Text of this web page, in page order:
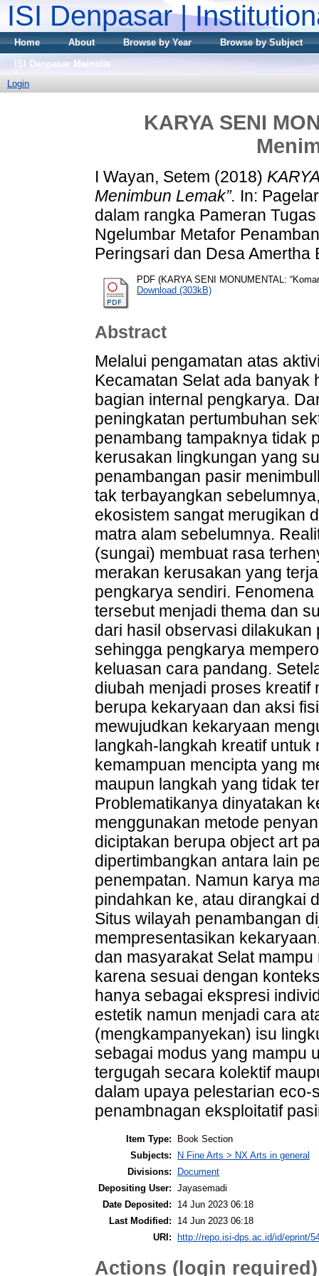
ISI Denpasar |
Home About Browse by Year
Browse by Subject
ISI Denpasar Mainsite
Login
KARYA SENI
I Wayan, Setem (2018)
Menimbun Lemak”. In:
dalam rangka Pameran
Ngelumbar Metafor
Peringsari dan Desa Amertha
PDF (KARYA SENI MONUMENTAL:
Download (303kB)
Abstract
Melalui pengamatan atas
Kecamatan Selat ada banyak
bagian internal pengkarya.
peningkatan pertumbuhan
penambang tampaknya tidak
kerusakan lingkungan yang
penambangan pasir
tak terbayangkan
ekosistem sangat merugikan
matra alam sebelumnya.
(sungai) membuat rasa
merakan kerusakan yang
pengkarya sendiri.
tersebut menjadi thema dan
dari hasil observasi
sehingga pengkarya
keluasan cara pandang.
diubah menjadi proses
berupa kekaryaan dan aksi
mewujudkan kekaryaan
langkah-langkah kreatif
kemampuan mencipta yang
maupun langkah yang tidak
Problematikanya dinyatakan
menggunakan metode
diciptakan berupa object art
dipertimbangkan antara lain
penempatan. Namun karya
pindahkan ke, atau dirangkai
Situs wilayah penambangan
mempresentasikan
dan masyarakat Selat
karena sesuai dengan
hanya sebagai ekspresi
estetik namun menjadi cara
(mengkampanyekan) isu
sebagai modus yang mampu
tergugah secara kolektif
dalam upaya pelestarian eco-
penambnagan eksploitatif
Item Type:
Book Section
Subjects:
N Fine Arts > NX Arts in general
Divisions:
Document
Depositing User: Jayasemadi
Date Deposited:
14 Jun 2023 06:18
Last Modified:
14 Jun 2023 06:18
URI: http://repo.isi-dps.ac.id/id/eprint/
Actions (login required)